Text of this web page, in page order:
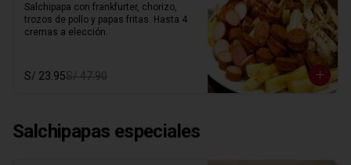
Salchipapa con frankfurter, chorizo,
trozos de pollo y papas fritas. Hasta 4
cremas a elección.
S/ 23.95S/ 47.90
Salchipapas especiales